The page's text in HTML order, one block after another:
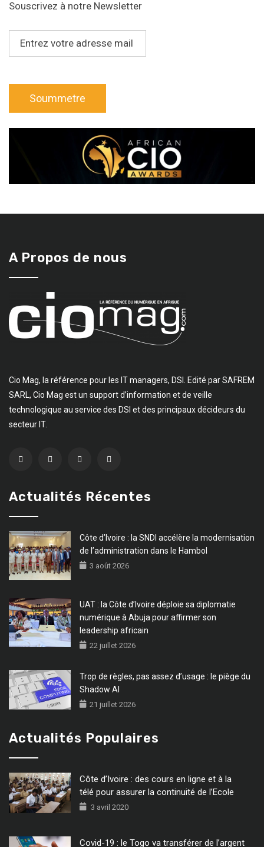
Souscrivez à notre Newsletter
A Propos de nous
Cio Mag, la référence pour les IT managers, DSI. Edité par SAFREM
SARL, Cio Mag est un support d’information et de veille
technologique au service des DSI et des principaux décideurs du
secteur IT.
Actualités Récentes
Côte d’Ivoire : la SNDI accélère la modernisation
de l’administration dans le Hambol
3 août 2026
UAT : la Côte d’Ivoire déploie sa diplomatie
numérique à Abuja pour affirmer son
leadership africain
22 juillet 2026
Trop de règles, pas assez d’usage : le piège du
Shadow AI
21 juillet 2026
Actualités Populaires
Côte d’Ivoire : des cours en ligne et à la
télé pour assurer la continuité de l’Ecole
3 avril 2020
Covid-19 : le Togo va transférer de l’argent